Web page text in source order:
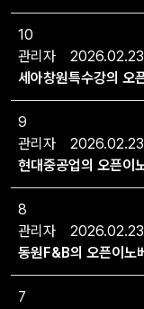
10
세아창원특수강의 오
관리자 2026.02.23
9
현대중공업의 오픈이
관리자 2026.02.23
8
동원F&B의 오픈이노
관리자 2026.02.23
7